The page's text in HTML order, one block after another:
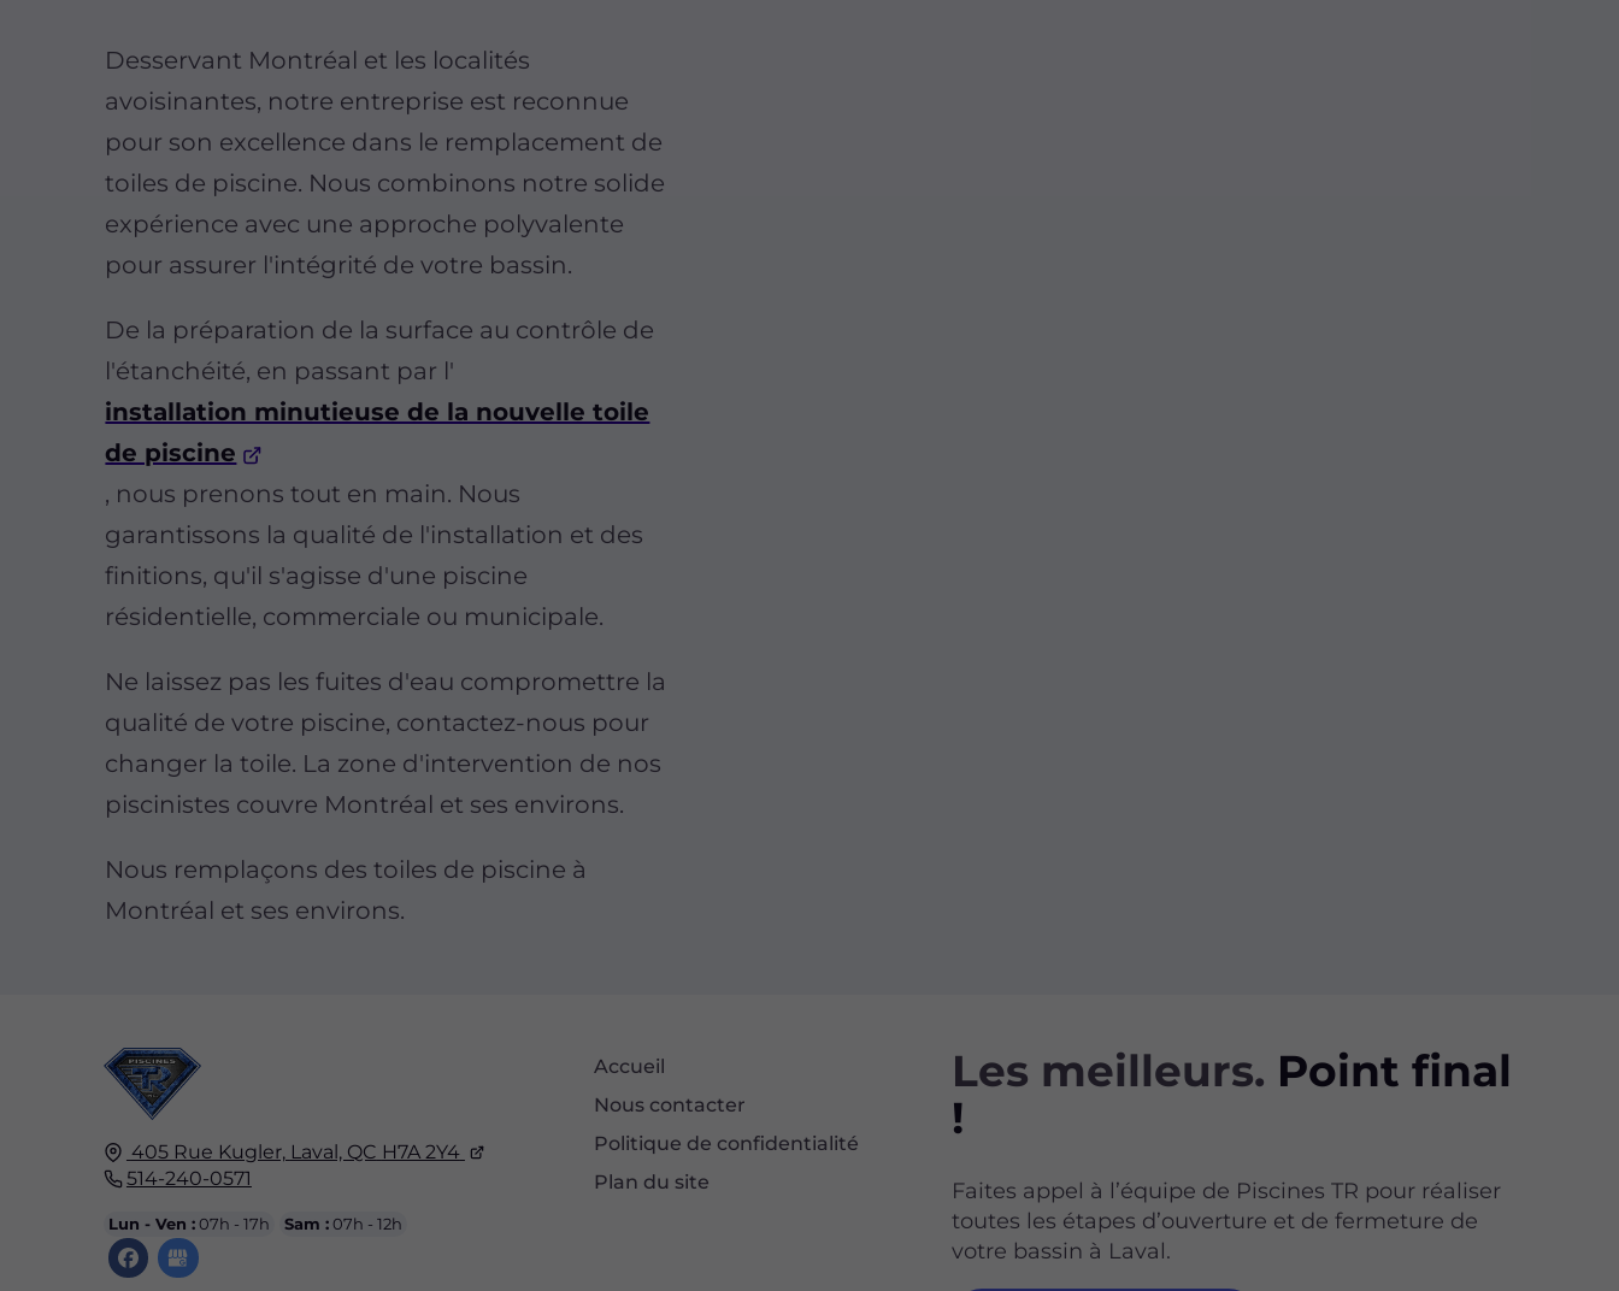
Desservant Montréal et les localités
avoisinantes, notre entreprise est reconnue
pour son excellence dans le remplacement de
toiles de piscine. Nous combinons notre solide
expérience avec une approche polyvalente
pour assurer l'intégrité de votre bassin.
De la préparation de la surface au contrôle de
l'étanchéité, en passant par l'
installation minutieuse de la nouvelle toile
de piscine
, nous prenons tout en main. Nous
garantissons la qualité de l'installation et des
finitions, qu'il s'agisse d'une piscine
résidentielle, commerciale ou municipale.
Ne laissez pas les fuites d'eau compromettre la
qualité de votre piscine, contactez-nous pour
changer la toile. La zone d'intervention de nos
piscinistes couvre Montréal et ses environs.
Nous remplaçons des toiles de piscine à
Montréal et ses environs.
405 Rue Kugler, Laval, QC H7A 2Y4
514-240-0571
Lun - Ven :07h - 17h Sam :07h - 12h
Accueil
Nous contacter
Politique de confidentialité
Plan du site
Les meilleurs. Point final
!
Faites appel à l’équipe de Piscines TR pour réaliser
toutes les étapes d’ouverture et de fermeture de
votre bassin à Laval.